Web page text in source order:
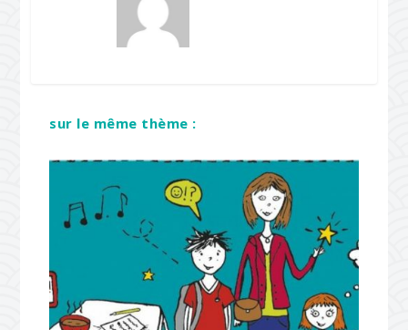
sur le même thème :